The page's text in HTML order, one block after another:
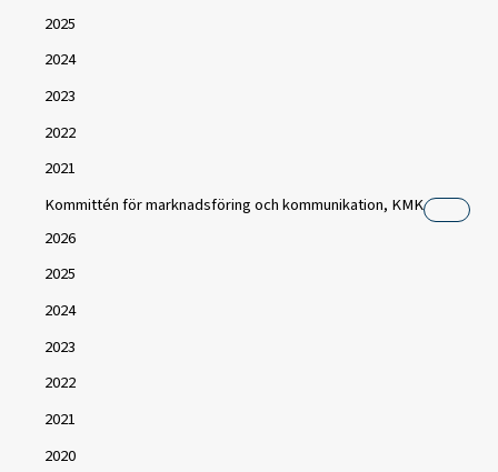
2025
2024
2023
2022
2021
Kommittén för marknadsföring och kommunikation, KMK
2026
2025
2024
2023
2022
2021
2020